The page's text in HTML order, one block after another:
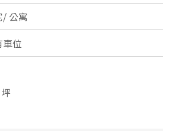
公
/ 公寓
位